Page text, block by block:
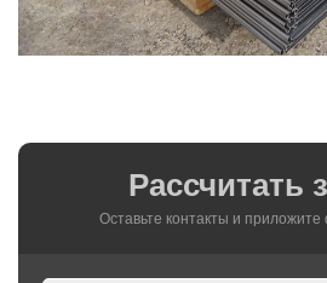
Рассчитать
Оставьте контакты и